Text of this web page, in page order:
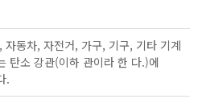
자동차, 자전거, 가구, 기구, 기타 기계
탄소 강관(이하 관이라 한 다.)에
.